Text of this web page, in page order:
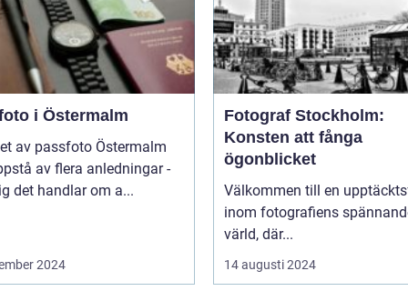
i Östermalm
av passfoto Östermalm
av flera anledningar -
det handlar om a...
2024
Fotograf Stockholm:
Konsten att fånga
ögonblicket
Välkommen till en
inom fotografiens
värld, där...
14 augusti 2024